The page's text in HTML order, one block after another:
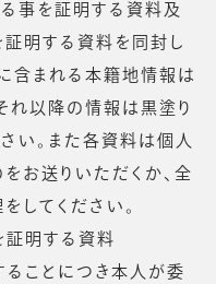
事を証明する資料及
明する資料を同封し
含まれる本籍地情報は
れ以降の情報は黒塗り
い。また各資料は個人
お送りいただくか、全
してください。
明する資料
ことにつき本人が委